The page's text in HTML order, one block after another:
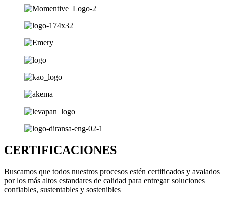
CERTIFICACIONES
Buscamos que todos nuestros procesos estén certificados y avalados
por los más altos estandares de calidad para entregar soluciones
confiables, sustentables y sostenibles